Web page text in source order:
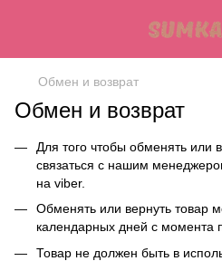
Обмен и возврат
Обмен и возврат
Для того чтобы обменять или
связаться с нашим
на viber.
Обменять или вернуть товар
календарных дней с момента
Товар не должен быть в